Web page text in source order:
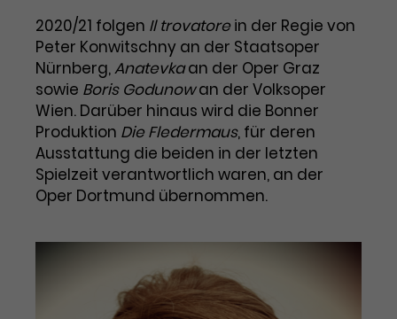
Zweck
wird verwendet, um Informationen
darüber zu speichern, wie
Besucher*innen eine Website
nutzen, und hilft bei der Erstellung
eines Analyseberichts über die
Performance der Website. Die
erhobenen Daten umfassen in
anonymisierter Form die Anzahl
der Besuche, die Quelle, aus der sie
stammen, und die besuchten
_gat_UA-63561367-1
Anbieter Google Ads
Laufzeit 3 Monate
Zweck
Dieses Cookie speichert
Informationen zu Werbeklicks und
dient der Zuordnung von
Conversions zu Google Ads-
Kampagnen.
_gcl_dc
Google / DoubleClick
2020/21 folgen Il trovatorein der Regie von
Peter Konwitschny an der Staatsoper
Nürnberg,Anatevkaan der Oper Graz
sowie Boris Godunowan der Volksoper
Wien. Darüber hinaus wird die Bonner
Produktion Die Fledermaus, für deren
Ausstattung die beiden in der letzten
Spielzeit verantwortlich waren, an der
Oper Dortmund übernommen.